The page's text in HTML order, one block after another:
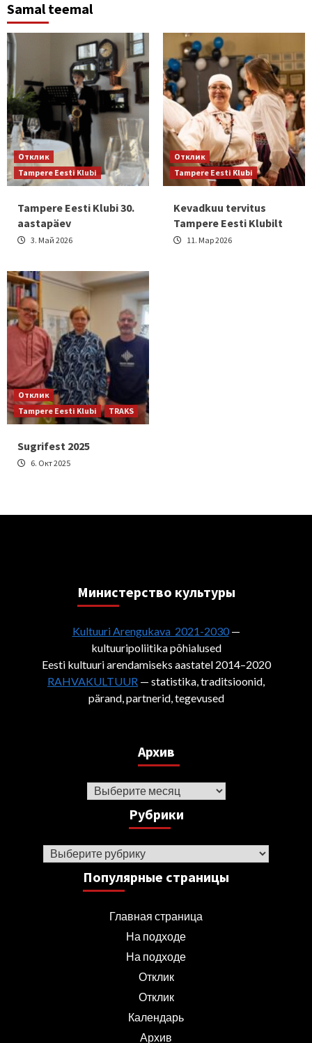
Samal teemal
Отклик
Tampere Eesti Klubi
Tampere Eesti Klubi 30.
aastapäev
3. Май 2026
Отклик
Tampere Eesti Klubi
Kevadkuu tervitus
Tampere Eesti Klubilt
11. Мар 2026
Отклик
Tampere Eesti Klubi
TRAKS
Sugrifest 2025
6. Окт 2025
Министерствo культуры
Kultuuri Arengukava 2021-2030—
kultuuripoliitika põhialused
Eesti kultuuri arendamiseks aastatel 2014–2020
RAHVAKULTUUR — statistika, traditsioonid,
pärand, partnerid, tegevused
Архив
Архив
Рубрики
Рубрики
Популярные страницы
Главная страница
На подходе
На подходе
Отклик
Отклик
Календарь
Архив